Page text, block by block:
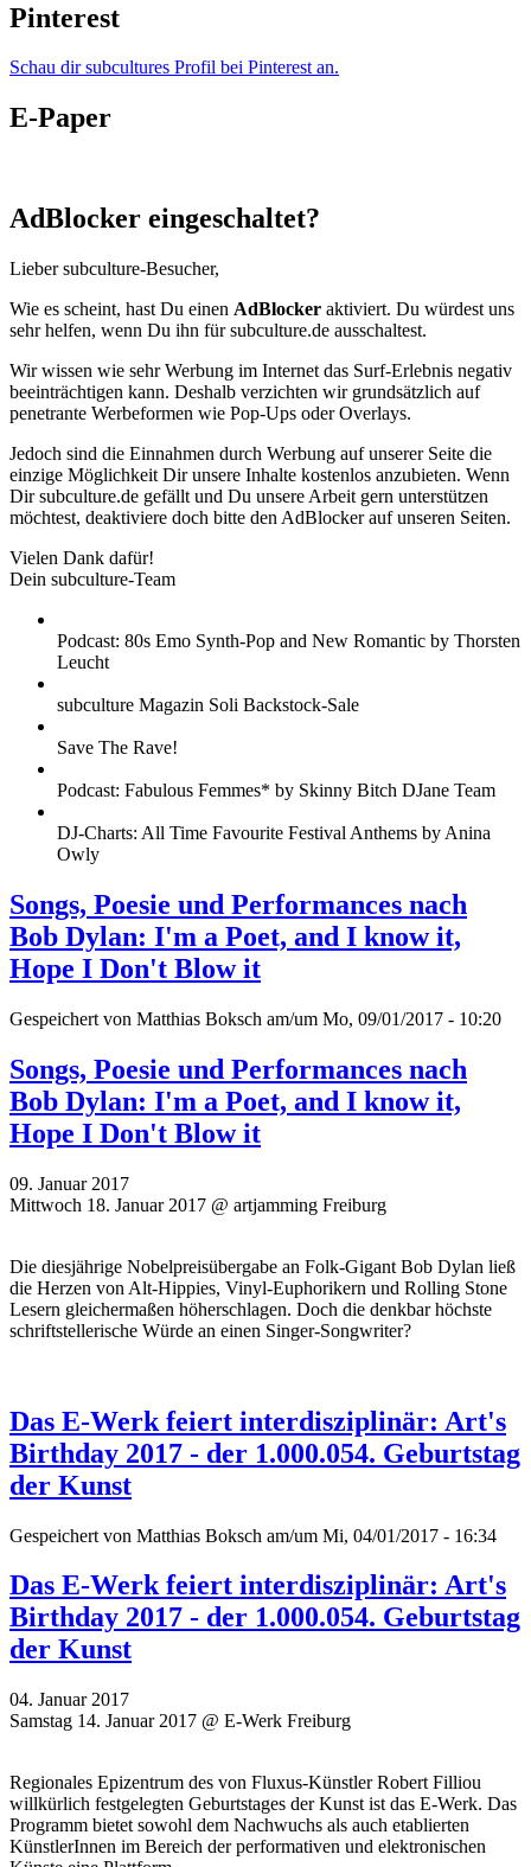
Pinterest
Schau dir subcultures Profil bei Pinterest an.
E-Paper
AdBlocker eingeschaltet?
Lieber subculture-Besucher,
Wie es scheint, hast Du einen AdBlocker aktiviert. Du würdest uns
sehr helfen, wenn Du ihn für subculture.de ausschaltest.
Wir wissen wie sehr Werbung im Internet das Surf-Erlebnis negativ
beeinträchtigen kann. Deshalb verzichten wir grundsätzlich auf
penetrante Werbeformen wie Pop-Ups oder Overlays.
Jedoch sind die Einnahmen durch Werbung auf unserer Seite die
einzige Möglichkeit Dir unsere Inhalte kostenlos anzubieten. Wenn
Dir subculture.de gefällt und Du unsere Arbeit gern unterstützen
möchtest, deaktiviere doch bitte den AdBlocker auf unseren Seiten.
Vielen Dank dafür!
Dein subculture-Team
Podcast: 80s Emo Synth-Pop and New Romantic by Thorsten
Leucht
subculture Magazin Soli Backstock-Sale
Save The Rave!
Podcast: Fabulous Femmes* by Skinny Bitch DJane Team
DJ-Charts: All Time Favourite Festival Anthems by Anina
Owly
Songs, Poesie und Performances nach
Bob Dylan: I'm a Poet, and I know it,
Hope I Don't Blow it
Gespeichert von Matthias Boksch am/um Mo, 09/01/2017 - 10:20
Songs, Poesie und Performances nach
Bob Dylan: I'm a Poet, and I know it,
Hope I Don't Blow it
09. Januar 2017
Mittwoch 18. Januar 2017 @ artjamming Freiburg
Die diesjährige Nobelpreisübergabe an Folk-Gigant Bob Dylan ließ
die Herzen von Alt-Hippies, Vinyl-Euphorikern und Rolling Stone
Lesern gleichermaßen höherschlagen. Doch die denkbar höchste
schriftstellerische Würde an einen Singer-Songwriter?
Das E-Werk feiert interdisziplinär: Art's
Birthday 2017 - der 1.000.054. Geburtstag
der Kunst
Gespeichert von Matthias Boksch am/um Mi, 04/01/2017 - 16:34
Das E-Werk feiert interdisziplinär: Art's
Birthday 2017 - der 1.000.054. Geburtstag
der Kunst
04. Januar 2017
Samstag 14. Januar 2017 @ E-Werk Freiburg
Regionales Epizentrum des von Fluxus-Künstler Robert Filliou
willkürlich festgelegten Geburtstages der Kunst ist das E-Werk. Das
Programm bietet sowohl dem Nachwuchs als auch etablierten
KünstlerInnen im Bereich der performativen und elektronischen